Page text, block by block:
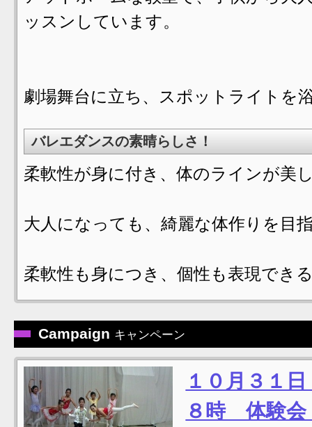
ッスンしています。
劇場舞台に立ち、スポットライトを
バレエダンスの素晴らしさ！
柔軟性が身に付き、体のラインが美
大人になっても、綺麗な体作りを目
柔軟性も身につき、個性も表現でき
Campaign キャンペーン
１０月３１
８時 体験会